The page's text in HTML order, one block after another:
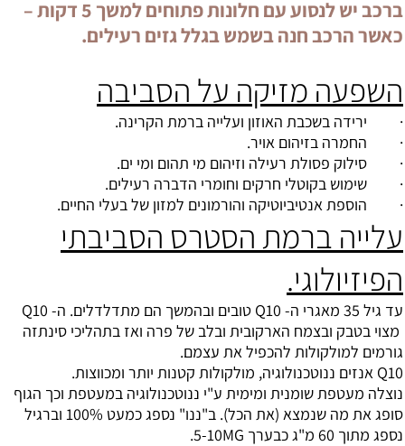
ברכב יש לנסוע עם חלונות פתוחים למשך 5 דקות –
כאשר הרכב חנה בשמש בגלל גזים רעילים.
השפעה מזיקה על הסביבה
· ירידה בשכבת האוזון ועלייה ברמת הקרינה.
· החמרה בזיהום אויר.
· סילוק פסולת רעילה וזיהום מי תהום ומי ים.
· שימוש בקוטלי חרקים וחומרי הדברה רעילים.
· הוספת אנטיביוטיקה והורמונים למזון של בעלי החיים.
עלייה ברמת הסטרס הסביבתי
הפיזיולוגי.
עד גיל 35 מאגרי ה- Q10 טובים ובהמשך הם מתדלדלים. ה- Q10
מצוי בטבק ובצמח הארקובית ובלב של פרה ואז בתהליכי סינתזה
גורמים למולקולות להכפיל את עצמם.
Q10 אנזים ננוטכנולוגיה, מולקולות קטנות יותר ומכווצות.
נוצלה מעטפת שומנית ומימית ע"י ננוטכנולוגיה במעטפת וכך הגוף
סופג את מה שנמצא (את הכל). ב"ננו" נספג כמעט 100% וברגיל
נספג מתוך 60 מ"ג כבערך 5-10MG.